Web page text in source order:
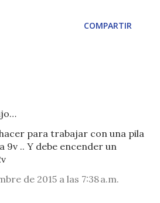
COMPARTIR
para trabajar con una pila
9v .. Y debe encender un
de 2015 a las 7:38 a.m.